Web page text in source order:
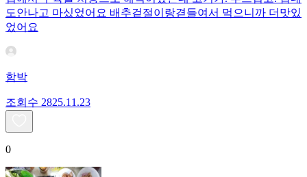
도안나고 마싰었어요 배추겉절이랑겯들여서 먹으니까 더맛있
었어요
함박
조회수 2825.11.23
0